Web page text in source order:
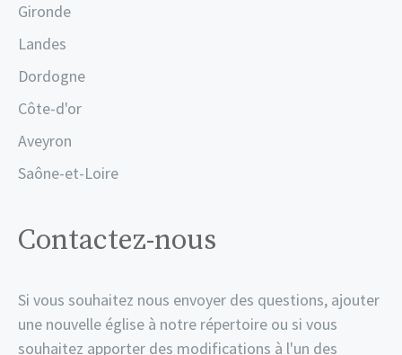
Gironde
Landes
Dordogne
Côte-d'or
Aveyron
Saône-et-Loire
Contactez-nous
Si vous souhaitez nous envoyer des questions, ajouter
une nouvelle église à notre répertoire ou si vous
souhaitez apporter des modifications à l'un des